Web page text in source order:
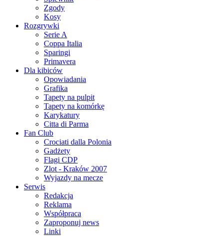
Zgody
Kosy
Rozgrywki
Serie A
Coppa Italia
Sparingi
Primavera
Dla kibiców
Opowiadania
Grafika
Tapety na pulpit
Tapety na komórkę
Karykatury
Citta di Parma
Fan Club
Crociati dalla Polonia
Gadżety
Flagi CDP
Zlot - Kraków 2007
Wyjazdy na mecze
Serwis
Redakcja
Reklama
Współpraca
Zaproponuj news
Linki